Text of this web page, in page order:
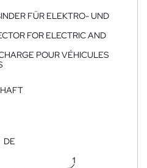
FÜR ELEKTRO- UND
FOR ELECTRIC AND
POUR VÉHICULES
DE